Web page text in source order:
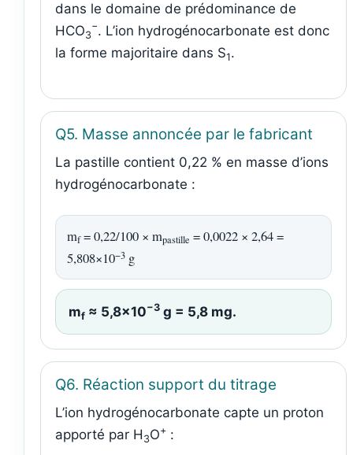
dans le domaine de prédominance de
HCO3
−. L’ion hydrogénocarbonate est donc
la forme majoritaire dans S1.
Q5. Masse annoncée par le fabricant
La pastille contient 0,22 % en masse d’ions
hydrogénocarbonate :
mf= 0,22/100 × mpastille = 0,0022 × 2,64 =
5,808×10−3 g
mf ≈ 5,8×10−3 g = 5,8 mg.
Q6. Réaction support du titrage
L’ion hydrogénocarbonate capte un proton
apporté par H 3O+ :